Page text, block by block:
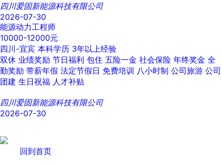
四川爱固新能源科技有限公司
2026-07-30
能源动力工程师
10000-12000元
四川-宜宾 本科学历 3年以上经验
双休 业绩奖励 节日福利 包住 五险一金 社会保险 年终奖金 全
勤奖励 带薪年假 法定节假日 免费培训 八小时制 公司旅游 公司
团建 生日祝福 人才补贴
四川爱固新能源科技有限公司
2026-07-30
回到首页